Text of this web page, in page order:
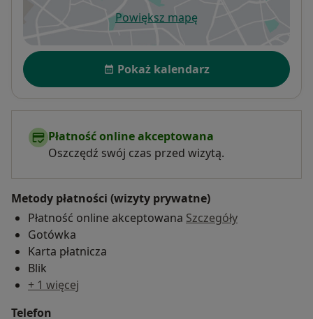
Powiększ mapęotwiera się w nowej karcie
Dostępność
Pokaż kalendarz
Płatność online akceptowana
Oszczędź swój czas przed wizytą.
Metody płatności (wizyty prywatne)
Płatność online akceptowana Szczegóły
Gotówka
Karta płatnicza
Blik
+ 1 więcej
Telefon